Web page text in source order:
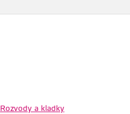
Rozvody a kladky